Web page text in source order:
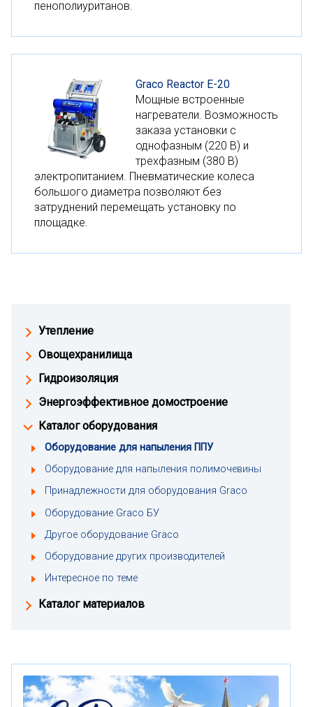
Утепление
Овощехранилища
Гидроизоляция
Энергоэффективное домостроение
Каталог оборудования
Оборудование для напыления ППУ
Оборудование для напыления полимочевины
Принадлежности для оборудования Graco
Оборудование Graco БУ
Другое оборудование Graco
Оборудование других производителей
Интересное по теме
Каталог материалов
пенополиуританов.
Graco Reactor E-20
Мощные встроенные
нагреватели. Возможность
заказа установки с
однофазным (220 В) и
трехфазным (380 В)
электропитанием. Пневматические колеса
большого диаметра позволяют без
затруднений перемещать установку по
площадке.